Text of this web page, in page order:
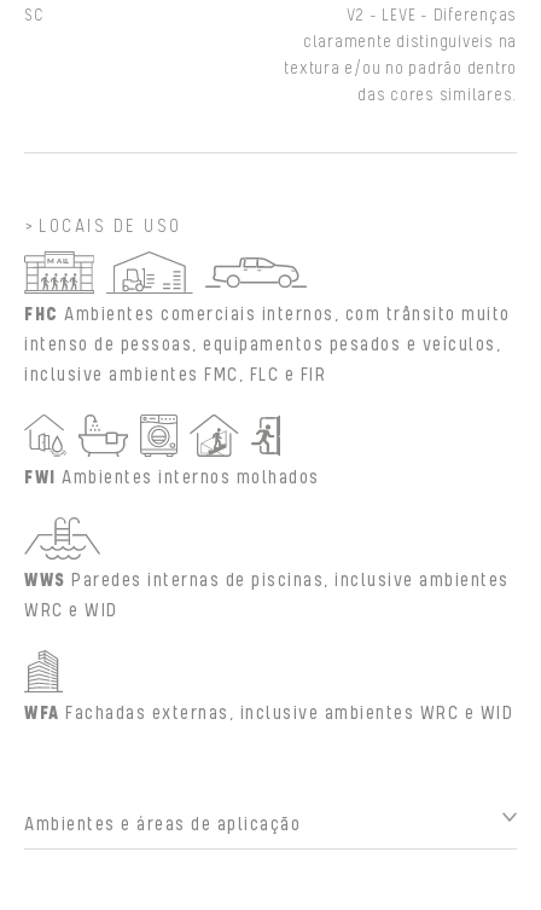
SC
V2 - LEVE - Diferenças
claramente distinguíveis na
textura e/ou no padrão dentro
das cores similares.
LOCAIS DE USO
FHC Ambientes comerciais internos, com trânsito muito
intenso de pessoas, equipamentos pesados e veículos,
inclusive ambientes FMC, FLC e FIR
FWI Ambientes internos molhados
WWS Paredes internas de piscinas, inclusive ambientes
WRC e WID
WFA Fachadas externas, inclusive ambientes WRC e WID
Ambientes e áreas de aplicação